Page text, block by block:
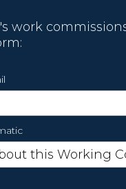
work